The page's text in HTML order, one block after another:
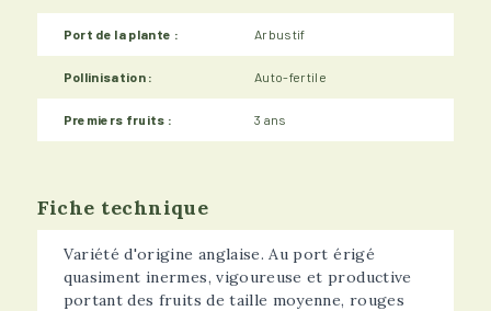
Port de la plante : Arbustif
Pollinisation : Auto-fertile
Premiers fruits : 3 ans
Fiche technique
Variété d'origine anglaise. Au port érigé
quasiment inermes, vigoureuse et productive
portant des fruits de taille moyenne, rouges